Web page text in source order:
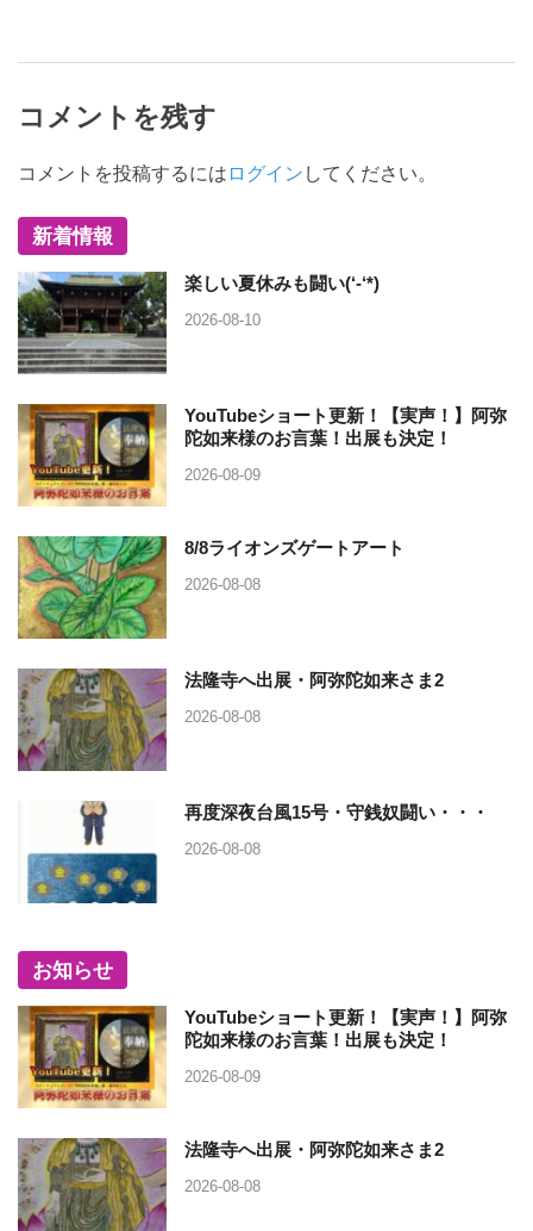
コメントを残す
コメントを投稿するには ログイン してください。
新着情報
楽しい夏休みも闘い(‘-‘*)
2026-08-10
YouTubeショート更新！【実声！】阿弥
陀如来様のお言葉！出展も決定！
2026-08-09
8/8ライオンズゲートアート
2026-08-08
法隆寺へ出展・阿弥陀如来さま2
2026-08-08
再度深夜台風15号・守銭奴闘い・・・
2026-08-08
お知らせ
YouTubeショート更新！【実声！】阿弥
陀如来様のお言葉！出展も決定！
2026-08-09
法隆寺へ出展・阿弥陀如来さま2
2026-08-08